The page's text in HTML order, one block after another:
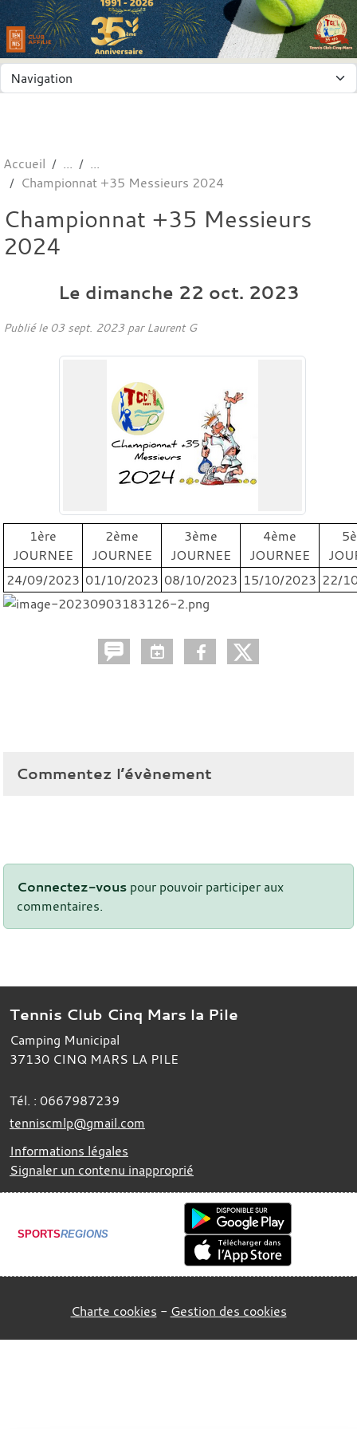
Accueil
Championnat +35 Messieurs 2024
Championnat +35 Messieurs
2024
Le dimanche 22 oct. 2023
Publié le 03 sept. 2023par Laurent G
1ère
JOURNEE
2ème
JOURNEE
3ème
JOURNEE
4ème
JOURNEE
24/09/2023 01/10/2023 08/10/2023 15/10/2023 22/
Commentez l’évènement
Connectez-vous pour pouvoir participer aux
commentaires.
Tennis Club Cinq Mars la Pile
Camping Municipal
37130 CINQ MARS LA PILE
Tél. : 0667987239
tenniscmlp@gmail.com
Informations légales
Signaler un contenu inapproprié
SPORTSREGIONS
Charte cookies Gestion des cookies
Panneau de gestion des cookies